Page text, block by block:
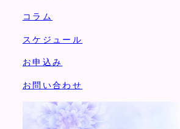
コラム
スケジュール
お申込み
お問い合わせ